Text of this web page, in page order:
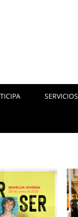
SERVICIOS